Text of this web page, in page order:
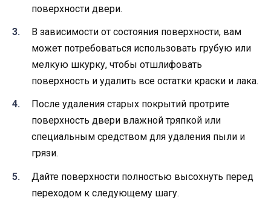
поверхности двери.
В зависимости от состояния поверхности, вам
может потребоваться использовать грубую или
мелкую шкурку, чтобы отшлифовать
поверхность и удалить все остатки краски и лака.
После удаления старых покрытий протрите
поверхность двери влажной тряпкой или
специальным средством для удаления пыли и
грязи.
Дайте поверхности полностью высохнуть перед
переходом к следующему шагу.